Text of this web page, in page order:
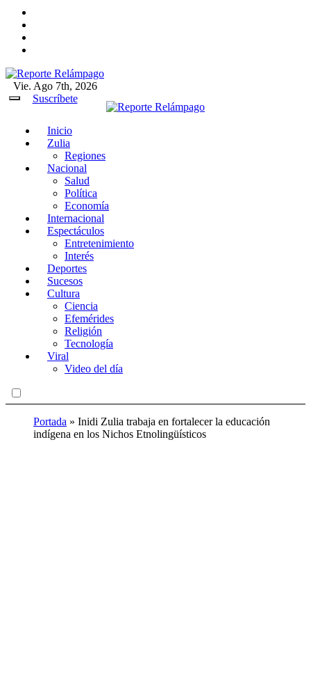
Reporte Relámpago
Claridad y rigor en cada noticia
Vie. Ago 7th, 2026
Suscríbete
Inicio
Zulia
Regiones
Nacional
Salud
Política
Economía
Internacional
Espectáculos
Entretenimiento
Interés
Deportes
Sucesos
Cultura
Ciencia
Efemérides
Religión
Tecnología
Viral
Video del día
Portada » Inidi Zulia trabaja en fortalecer la educación
indígena en los Nichos Etnolingüísticos